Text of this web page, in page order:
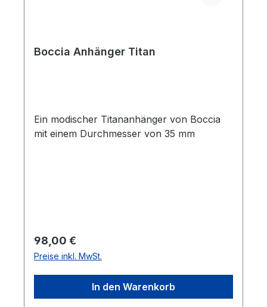
Boccia Anhänger Titan
Ein modischer Titananhänger von Boccia
mit einem Durchmesser von 35 mm
Regulärer Preis:
98,00 €
Preise inkl. MwSt.
In den Warenkorb